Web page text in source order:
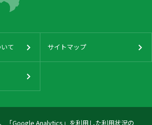
「Google Analytics」を利用した利用状況の
て サイトマップ